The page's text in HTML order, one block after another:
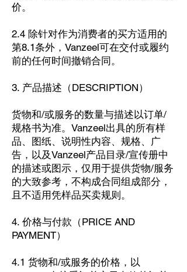
价。
2.4 除针对作为消费者的买方适用的
第8.1条外，Vanzeel可在交付或履约
前的任何时间撤销合同。
3. 产品描述（DESCRIPTION）
货物和/或服务的数量与描述以订单/
规格书为准。Vanzeel出具的所有样
品、图纸、说明性内容、规格、广
告，以及Vanzeel产品目录/宣传册中
的描述或图示，仅用于提供货物/服务
的大致参考，不构成合同组成部分，
且不适用凭样品买卖规则。
4. 价格与付款（PRICE AND
PAYMENT）
4.1 货物和/或服务的价格，以